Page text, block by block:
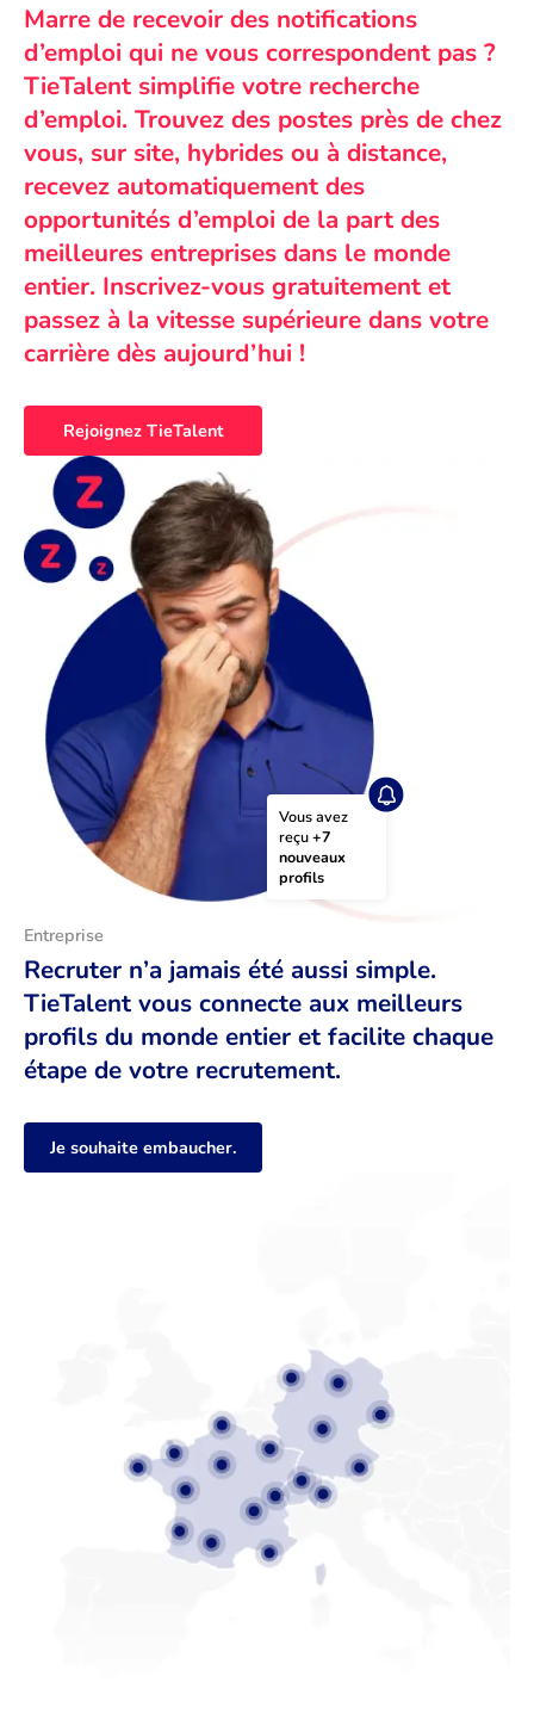
Marre de recevoir des notifications
d’emploi qui ne vous correspondent pas ?
TieTalent simplifie votre recherche
d’emploi. Trouvez des postes près de chez
vous, sur site, hybrides ou à distance,
recevez automatiquement des
opportunités d’emploi de la part des
meilleures entreprises dans le monde
entier. Inscrivez-vous gratuitement et
passez à la vitesse supérieure dans votre
carrière dès aujourd’hui !
Rejoignez TieTalent
Vous avez
reçu +7
nouveaux
profils
Entreprise
Recruter n’a jamais été aussi simple.
TieTalent vous connecte aux meilleurs
profils du monde entier et facilite chaque
étape de votre recrutement.
Je souhaite embaucher.